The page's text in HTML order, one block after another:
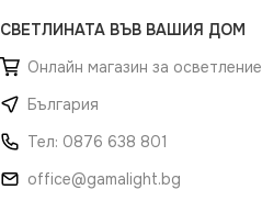
СВЕТЛИНАТА ВЪВ ВАШИЯ ДОМ
Онлайн магазин за осветление
България
Тел: 0876 638 801
office@gamalight.bg